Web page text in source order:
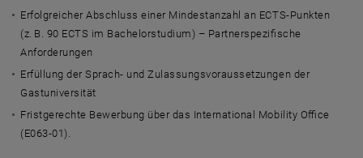
Erfolgreicher Abschluss einer Mindestanzahl an ECTS-Punkten
(z. B. 90 ECTS im Bachelorstudium) – Partnerspezifische
Anforderungen
Erfüllung der Sprach- und Zulassungsvoraussetzungen der
Gastuniversität
Fristgerechte Bewerbung über das International Mobility Office
(E063-01).